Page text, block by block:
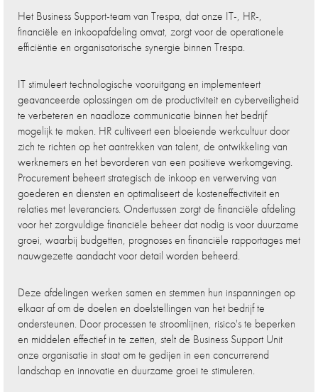
Het Business Support-team van Trespa, dat onze IT-, HR-,
financiële en inkoopafdeling omvat, zorgt voor de operationele
efficiëntie en organisatorische synergie binnen Trespa.
IT stimuleert technologische vooruitgang en implementeert
geavanceerde oplossingen om de productiviteit en cyberveiligheid
te verbeteren en naadloze communicatie binnen het bedrijf
mogelijk te maken. HR cultiveert een bloeiende werkcultuur door
zich te richten op het aantrekken van talent, de ontwikkeling van
werknemers en het bevorderen van een positieve werkomgeving.
Procurement beheert strategisch de inkoop en verwerving van
goederen en diensten en optimaliseert de kosteneffectiviteit en
relaties met leveranciers. Ondertussen zorgt de financiële afdeling
voor het zorgvuldige financiële beheer dat nodig is voor duurzame
groei, waarbij budgetten, prognoses en financiële rapportages met
nauwgezette aandacht voor detail worden beheerd.
Deze afdelingen werken samen en stemmen hun inspanningen op
elkaar af om de doelen en doelstellingen van het bedrijf te
ondersteunen. Door processen te stroomlijnen, risico's te beperken
en middelen effectief in te zetten, stelt de Business Support Unit
onze organisatie in staat om te gedijen in een concurrerend
landschap en innovatie en duurzame groei te stimuleren.